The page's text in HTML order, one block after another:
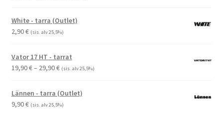
-
2,90 €
White - tarra (Outlet)
2,90€ (sis. alv 25,5%)
Vator 17 HT - tarrat
19,90€– 29,90€Hintaluokka:
-
29,90 €
(sis. alv 25,5%)
Lännen - tarra (Outlet)
9,90€ (sis. alv 25,5%)